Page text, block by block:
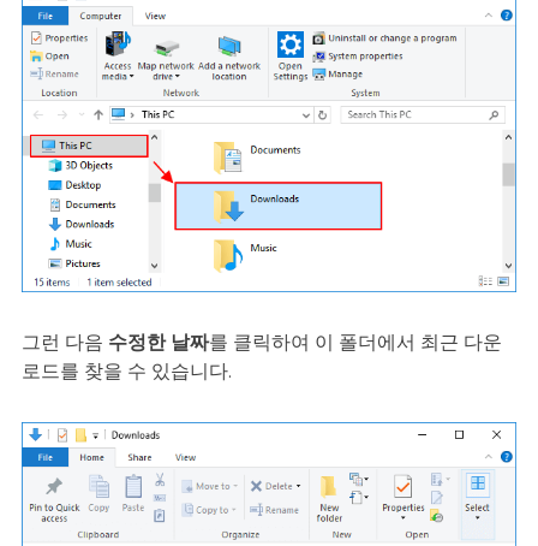
그런 다음 수정한 날짜를 클릭하여 이 폴더에서 최근 다운
로드를 찾을 수 있습니다.